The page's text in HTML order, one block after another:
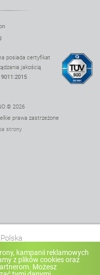
posiada certyfikat
jakością
9011:2015
© 2026
prawa zastrzeżone
strony
kampanii reklamowych
z plików cookies oraz
Możesz